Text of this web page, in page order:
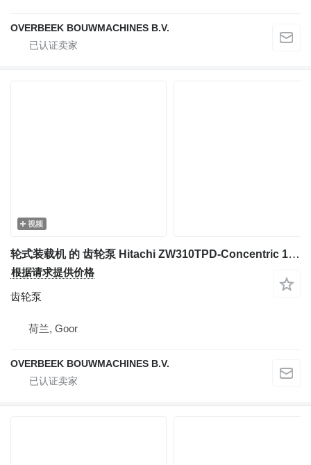
OVERBEEK BOUWMACHINES B.V.
视频
轮式装载机 的 齿轮泵 Hitachi ZW310TPD-Concentric 1090016-Gearpump/Zahnradpumpe
根据请求提供价格
齿轮泵
荷兰, Goor
OVERBEEK BOUWMACHINES B.V.